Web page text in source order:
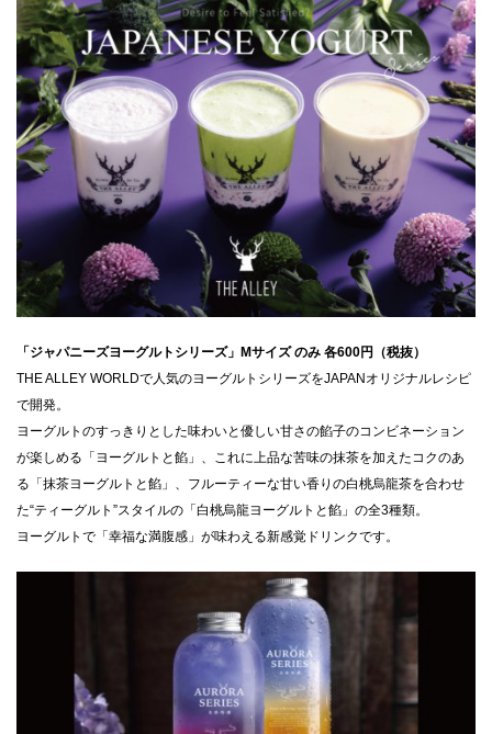
「ジャパニーズヨーグルトシリーズ」Mサイズ のみ 各600円（税抜）
​THE ALLEY WORLDで人気のヨーグルトシリーズをJAPANオリジナルレシピ
で開発。
ヨーグルトのすっきりとした味わいと優しい甘さの餡子のコンビネーション
が楽しめる「ヨーグルトと餡」、これに上品な苦味の抹茶を加えたコクのあ
る「抹茶ヨーグルトと餡」、フルーティーな甘い香りの白桃烏龍茶を合わせ
た“ティーグルト”スタイルの「白桃烏龍ヨーグルトと餡」の全3種類。
ヨーグルトで「幸福な満腹感」が味わえる新感覚ドリンクです。